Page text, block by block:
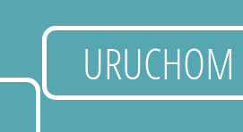
URUCHOM